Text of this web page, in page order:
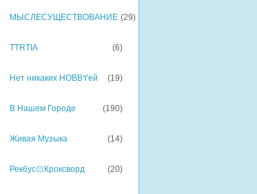
МЫСЛЕСУЩЕСТВОВАНИЕ (29)
TTRTIA (6)
Нет никаких HOBBYей (19)
В Нашем Городе (190)
Живая Музыка (14)
Рекбус۞Кроксворд (20)